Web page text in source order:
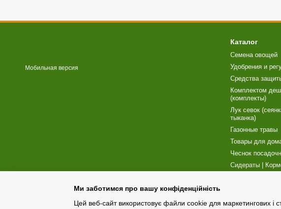
Мобильная версия
Каталог
Семена овощей
Удобрения и
Cредства
Комплектом
(комплекты)
Лук севок
тыканка)
Газонные травы
Товары для
Чеснок
Сидераты |
культуры
Насосы
Ми заботимся про вашу конфіденційність
Цей веб-сайт використовує файли cookie для маркетингових і